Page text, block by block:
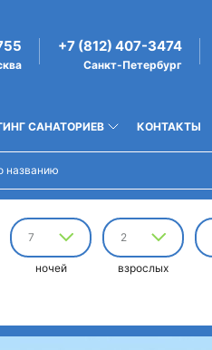
+7 (812) 407-3474
Санкт-Петербург
САНАТОРИЕВ КОНТАКТЫ
7
ночей
2
взрослых